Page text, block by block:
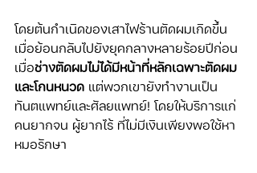
โดยต้นกำเนิดของเสาไฟร้านตัดผมเกิดขึ้น
เมื่อย้อนกลับไปยังยุคกลางหลายร้อยปีก่อน
เมื่อช่างตัดผมไม่ได้มีหน้าที่หลักเฉพาะตัดผม
และโกนหนวด แต่พวกเขายังทำงานเป็น
ทันตแพทย์และศัลยแพทย์! โดยให้บริการแก่
คนยากจน ผู้ยากไร้ ที่ไม่มีเงินเพียงพอใช้หา
หมอรักษา